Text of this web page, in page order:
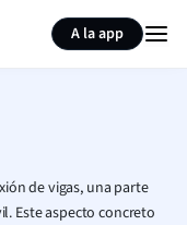
A la app
de vigas, una parte
Este aspecto concreto
Resumir página